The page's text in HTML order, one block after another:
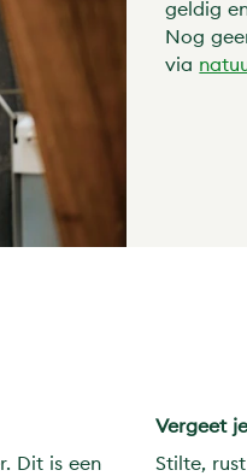
geldig
Nog
via
Dit is een
Vergeet
Stilte,